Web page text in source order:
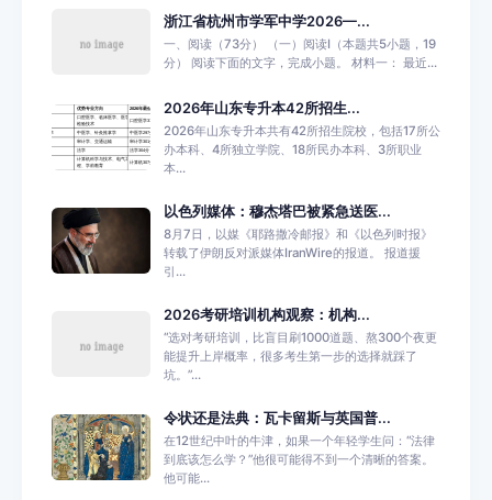
浙江省杭州市学军中学2026—...
一、阅读（73分） （一）阅读Ⅰ（本题共5小题，19
分） 阅读下面的文字，完成小题。 材料一： 最近...
2026年山东专升本42所招生...
2026年山东专升本共有42所招生院校，包括17所公
办本科、4所独立学院、18所民办本科、3所职业
本...
以色列媒体：穆杰塔巴被紧急送医...
8月7日，以媒《耶路撒冷邮报》和《以色列时报》
转载了伊朗反对派媒体IranWire的报道。 报道援
引...
2026考研培训机构观察：机构...
“选对考研培训，比盲目刷1000道题、熬300个夜更
能提升上岸概率，很多考生第一步的选择就踩了
坑。”...
令状还是法典：瓦卡留斯与英国普...
在12世纪中叶的牛津，如果一个年轻学生问：“法律
到底该怎么学？”他很可能得不到一个清晰的答案。
他可能...